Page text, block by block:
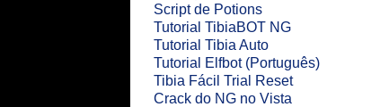
Script de Potions
Tutorial TibiaBOT NG
Tutorial Tibia Auto
Tutorial Elfbot (Português)
Tibia Fácil Trial Reset
Crack do NG no Vista